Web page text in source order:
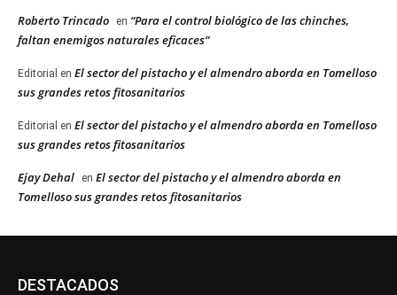
Roberto Trincado en “Para el control biológico de las chinches,
faltan enemigos naturales eficaces”
Editorial en El sector del pistacho y el almendro aborda en Tomelloso
sus grandes retos fitosanitarios
Editorial en El sector del pistacho y el almendro aborda en Tomelloso
sus grandes retos fitosanitarios
Ejay Dehal en El sector del pistacho y el almendro aborda en
Tomelloso sus grandes retos fitosanitarios
DESTACADOS